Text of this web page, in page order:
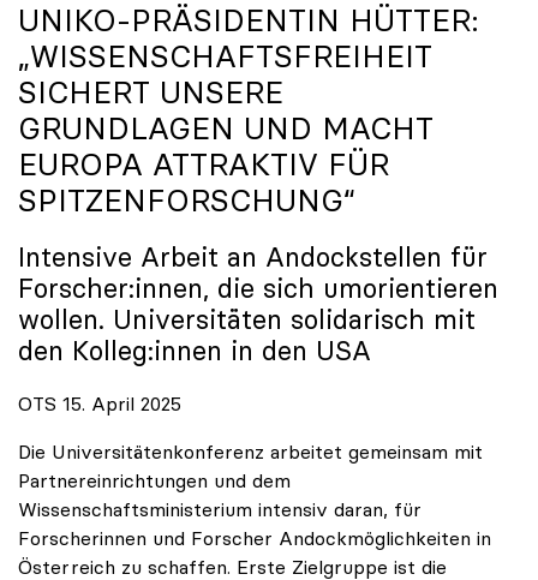
UNIKO-PRÄSIDENTIN HÜTTER:
„WISSENSCHAFTSFREIHEIT
SICHERT UNSERE
GRUNDLAGEN UND MACHT
EUROPA ATTRAKTIV FÜR
SPITZENFORSCHUNG“
Intensive Arbeit an Andockstellen für
Forscher:innen, die sich umorientieren
wollen. Universitäten solidarisch mit
den Kolleg:innen in den USA
OTS 15. April 2025
Die Universitätenkonferenz arbeitet gemeinsam mit
Partnereinrichtungen und dem
Wissenschaftsministerium intensiv daran, für
Forscherinnen und Forscher Andockmöglichkeiten in
Österreich zu schaffen. Erste Zielgruppe ist die